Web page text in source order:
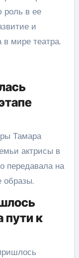
роль в ее
и
в мире театра.
Тамара
актрисы в
передавала на
образы.
пути к